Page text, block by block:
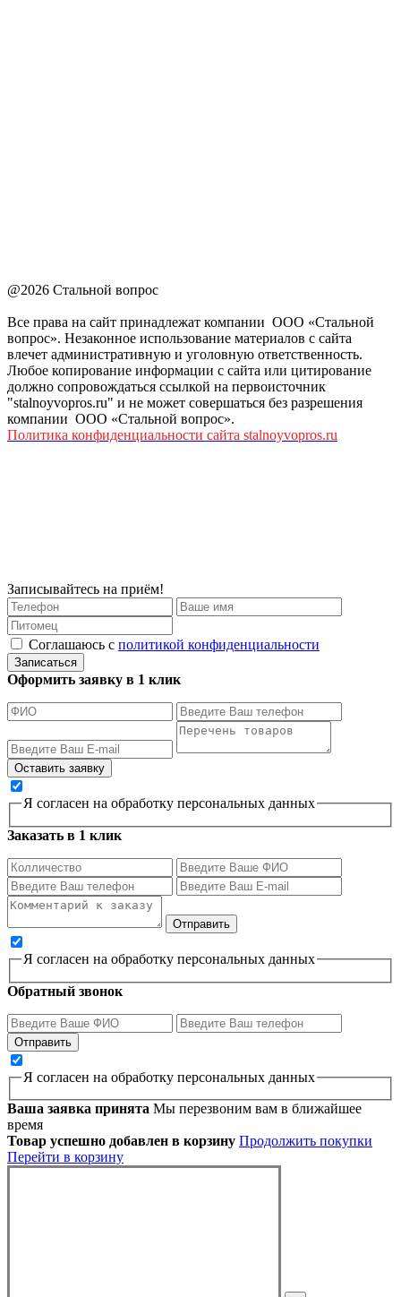
@2026 Стальной вопрос
Все права на сайт принадлежат компании ООО «Стальной
вопрос». Незаконное использование материалов с сайта
влечет административную и уголовную ответственность.
Любое копирование информации с сайта или цитирование
должно сопровождаться ссылкой на первоисточник
"stalnoyvopros.ru" и не может совершаться без разрешения
компании ООО «Стальной вопрос».
Политика конфиденциальности сайта stalnoyvopros.ru
Записывайтесь на приём!
Соглашаюсь с политикой конфиденциальности
Записаться
Оформить заявку в 1 клик
Я согласен на обработку персональных данных
Заказать в 1 клик
Я согласен на обработку персональных данных
Обратный звонок
Я согласен на обработку персональных данных
Ваша заявка принята Мы перезвоним вам в ближайшее
время
Товар успешно добавлен в корзину Продолжить покупки
Перейти в корзину